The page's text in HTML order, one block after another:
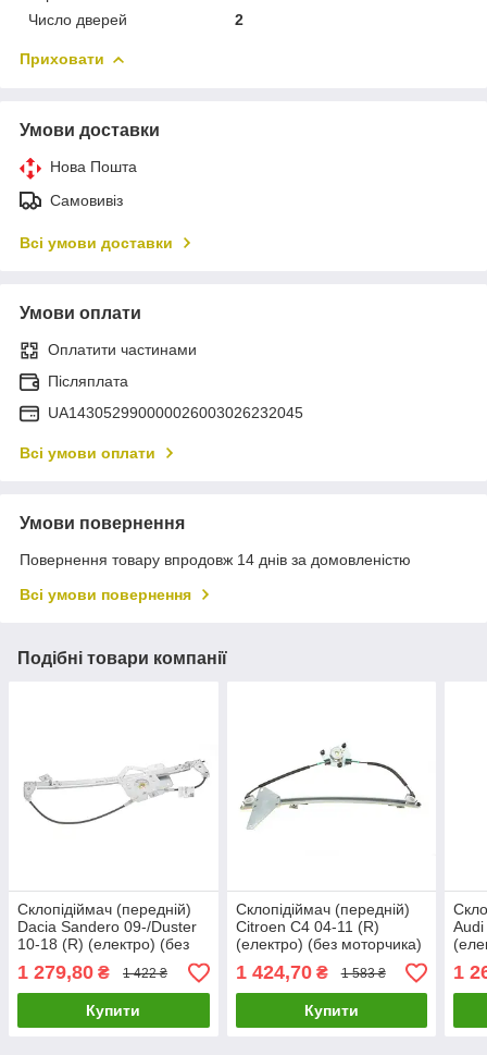
Число дверей
2
Приховати
Умови доставки
Нова Пошта
Самовивіз
Всі умови доставки
Умови оплати
Оплатити частинами
Післяплата
UA143052990000026003026232045
Всі умови оплати
Умови повернення
Повернення товару впродовж 14 днів за домовленістю
Всі умови повернення
Подібні товари компанії
Склопідіймач (передній)
Dacia Sandero 09-/Duster
10-18 (R) (електро) (без
моторчика) MIRAGLIO
30/1840 UA61
1 279,80 ₴ 1 422 ₴
Купити
Склопідіймач (передній)
Citroen C4 04-11 (R)
(електро) (без моторчика)
VAN WEZEL 0970262
UA61
1 424,70₴ 1 583 ₴
Купити
1